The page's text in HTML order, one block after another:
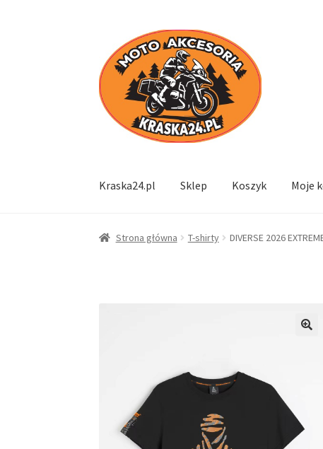
Przejdź
do
nawigacji
Przejdź
do
treści
Kraska24.pl Sklep Koszyk Moje
Strona główna T-shirty DIVERSE 2026